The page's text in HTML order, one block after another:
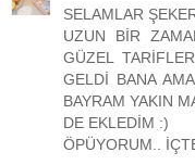
SELAMLAR
UZUN BİR
GÜZEL
GELDİ BANA
BAYRAM YAKIN
DE EKLEDİM :)
ÖPÜYORUM..